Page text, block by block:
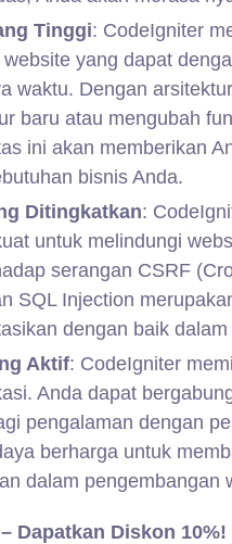
Tinggi: CodeIgniter
yang dapat
waktu. Dengan
baru atau mengubah
ini akan memberikan
bisnis Anda.
Ditingkatkan:
untuk melindungi
serangan CSRF
SQL Injection
dengan baik
Aktif: CodeIgniter
Anda dapat
pengalaman dengan
berharga untuk
dalam pengembangan
Dapatkan Diskon 10%!